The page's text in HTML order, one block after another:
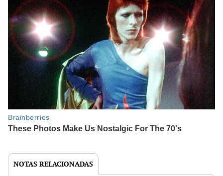
NOTAS RELACIONADAS